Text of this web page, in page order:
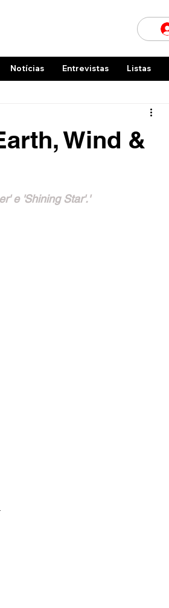
Notícias Entrevistas Listas
Wind &
e 'Shining Star'.'